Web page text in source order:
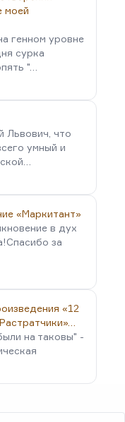
моей
генном уровне
сурка
"…
Львович, что
умный и
«Маркитант»
в дух
за
«12
на таковы" -